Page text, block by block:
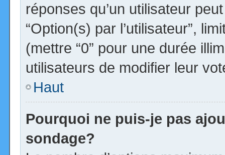
réponses qu’un utilisateur
“Option(s) par l’utilisateur”,
(mettre “0” pour une durée
utilisateurs de modifier leur
Haut
Pourquoi ne puis-je pas
sondage?